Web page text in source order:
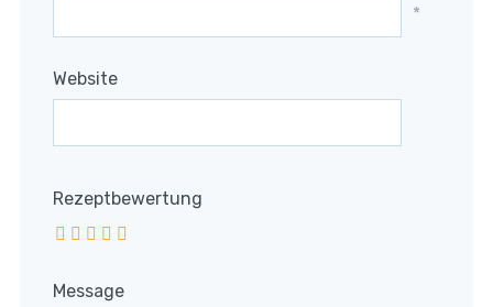
*
Website
Rezeptbewertung
Message